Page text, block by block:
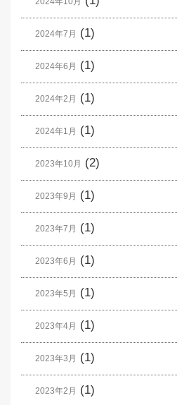
2024年7月 (1)
2024年6月 (1)
2024年2月 (1)
2024年1月 (1)
2023年10月 (2)
2023年9月 (1)
2023年7月 (1)
2023年6月 (1)
2023年5月 (1)
2023年4月 (1)
2023年3月 (1)
2023年2月 (1)